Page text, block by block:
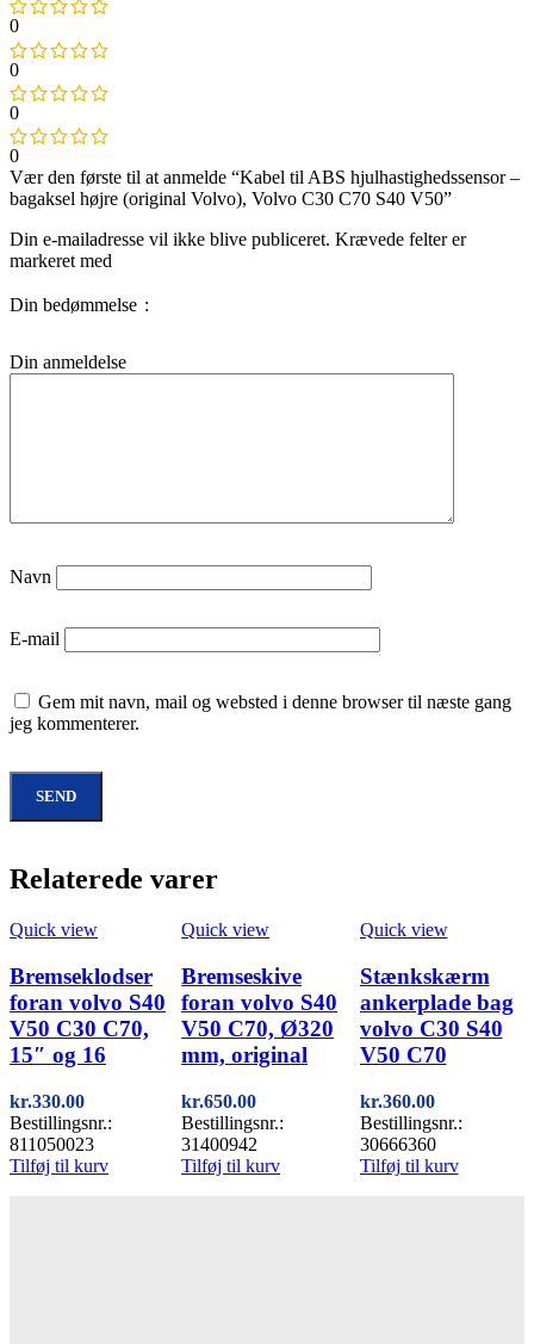
0
0
0
0
Vær den første til at anmelde “Kabel til ABS hjulhastighedssensor –
bagaksel højre (original Volvo), Volvo C30 C70 S40 V50”
Din e-mailadresse vil ikke blive publiceret. Krævede felter er
markeret med
Din bedømmelse
Din anmeldelse
Navn
E-mail
Gem mit navn, mail og websted i denne browser til næste gang
jeg kommenterer.
Relaterede varer
Quick view
Bremseklodser
foran volvo S40
V50 C30 C70,
15″ og 16
kr.330.00
Bestillingsnr.:
811050023
Tilføj til kurv
Quick view
Bremseskive
foran volvo S40
V50 C70, Ø320
mm, original
kr.650.00
Bestillingsnr.:
31400942
Tilføj til kurv
Quick view
Stænkskærm
ankerplade bag
volvo C30 S40
V50 C70
kr.360.00
Bestillingsnr.:
30666360
Tilføj til kurv